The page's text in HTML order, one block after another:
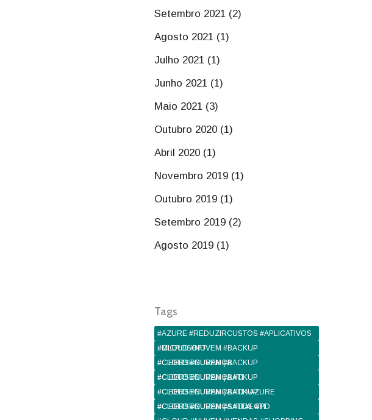
Setembro 2021 (2)
Agosto 2021 (1)
Julho 2021 (1)
Junho 2021 (1)
Maio 2021 (3)
Outubro 2020 (1)
Abril 2020 (1)
Novembro 2019 (1)
Outubro 2019 (1)
Setembro 2019 (2)
Agosto 2019 (1)
Tags
#AZURE #REDUZIRCUSTOS #APLICATIVOS
#MICROSOFT
#CLOUD #NUVEM #BACKUP
#CIBERSEGURANÇA
#CLOUD #NUVEM #BACKUP
#CIBERSEGURANÇA #TI
#CLOUD #NUVEM #BACKUP
#CIBERSEGURANÇA #TI #AZURE
#CLOUD #NUVEM #BACKUP
#CIBERSEGURANÇA #TI #LGPD
#CLOUD #NUVEM #SAUDE #TI